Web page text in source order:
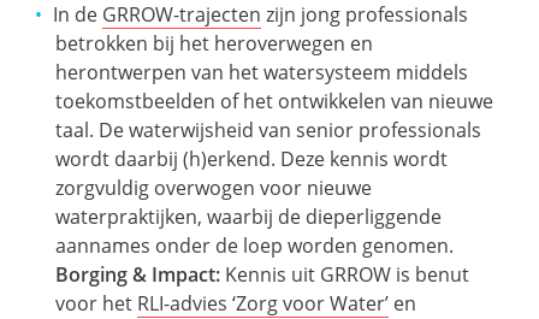
In de GRROW-trajecten zijn jong professionals
betrokken bij het heroverwegen en
herontwerpen van het watersysteem middels
toekomstbeelden of het ontwikkelen van nieuwe
taal. De waterwijsheid van senior professionals
wordt daarbij (h)erkend. Deze kennis wordt
zorgvuldig overwogen voor nieuwe
waterpraktijken, waarbij de dieperliggende
aannames onder de loep worden genomen.
Borging & Impact: Kennis uit GRROW is benut
voor het RLI-advies ‘Zorg voor Water’ en